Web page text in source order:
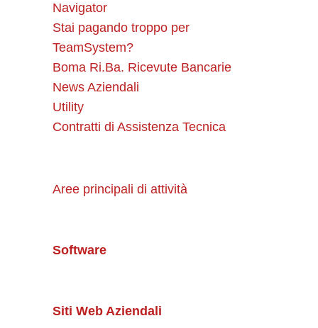
Navigator
Stai pagando troppo per
TeamSystem?
Boma Ri.Ba. Ricevute Bancarie
News Aziendali
Utility
Contratti di Assistenza Tecnica
Aree principali di attività
Software
Siti Web Aziendali